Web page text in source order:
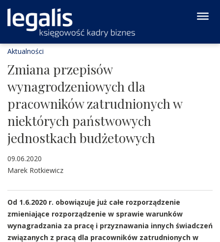
Aktualności
Zmiana przepisów
wynagrodzeniowych dla
pracowników zatrudnionych w
niektórych państwowych
jednostkach budżetowych
09.06.2020
Marek Rotkiewicz
Od 1.6.2020 r. obowiązuje już całe rozporządzenie
zmieniające rozporządzenie w sprawie warunków
wynagradzania za pracę i przyznawania innych świadczeń
związanych z pracą dla pracowników zatrudnionych w